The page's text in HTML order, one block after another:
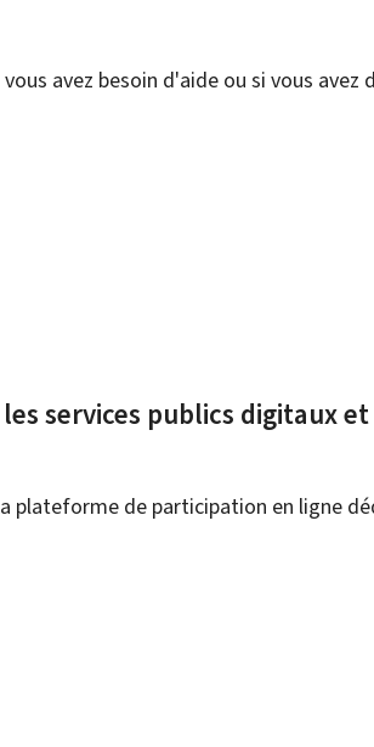
avez besoin d'aide ou si vous avez
services publics digitaux
plateforme de participation en ligne